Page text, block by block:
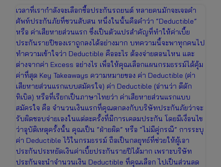
เวลาที่เรากำลังจะเลือกซื้อประกันรถยนต์ หลายคนมักจะเจอคำ
ศัพท์ประกันภัยที่ชวนสับสน หนึ่งในนั้นคือคำว่า “Deductible”
หรือ ค่าเสียหายส่วนแรก ซึ่งเป็นตัวแปรสำคัญที่ทำให้ค่าเบี้ย
ประกันรายปีของเราถูกลงได้อย่างมาก บทความนี้จะพาทุกคนไป
ทำความเข้าใจว่า Deductible คืออะไร ต้องจ่ายตอนไหน และ
ต่างจากค่า Excess อย่างไร เพื่อให้คุณเลือกแผนกรมธรรม์ได้คุ้ม
ค่าที่สุด Key Takeaways ความหมายของ ค่า Deductible (ค่า
เสียหายส่วนแรกแบบสมัครใจ) ค่า Deductible (อ่านว่า ดีดัก
ทิเบิล) หรือที่เรียกเป็นภาษาไทยว่า ค่าเสียหายส่วนแรกแบบ
สมัครใจ คือ จำนวนเงินแรกที่คุณตกลงกับบริษัทประกันภัยว่าจะ
รับผิดชอบจ่ายเองในแต่ละครั้งที่มีการเคลมประกัน โดยมีเงื่อนไข
ว่าอุบัติเหตุครั้งนั้น คุณเป็น “ฝ่ายผิด” หรือ “ไม่มีคู่กรณี” การระบุ
ค่า Deductible ไว้ในกรมธรรม์ ถือเป็นกลยุทธ์ที่ช่วยให้ผู้เอา
ประกันประหยัดเงินค่าเบี้ยประกันรายปีได้มาก เพราะบริษัท
ประกันจะนำจำนวนเงิน Deductible ที่คุณเลือก ไปเป็นส่วนลด